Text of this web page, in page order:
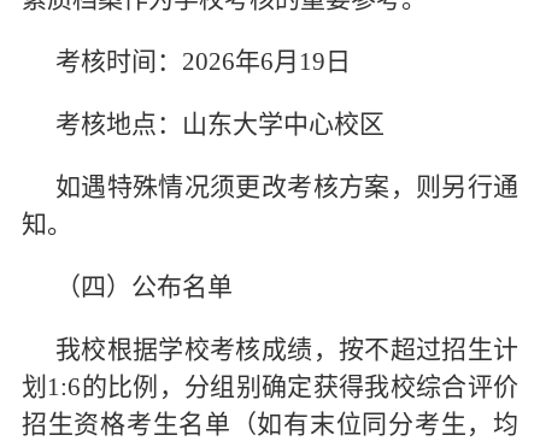
考核时间：2026年6月19日
考核地点：山东大学中心校区
如遇特殊情况须更改考核方案，则另行通
知。
（四）公布名单
我校根据学校考核成绩，按不超过招生计
划1:6的比例，分组别确定获得我校综合评价
招生资格考生名单（如有末位同分考生，均